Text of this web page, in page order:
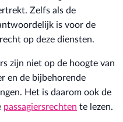
Zelfs als de
is voor de
op deze diensten.
zijn niet op de hoogte van
en de bijbehorende
Het is daarom ook de
passagiersrechten te lezen.